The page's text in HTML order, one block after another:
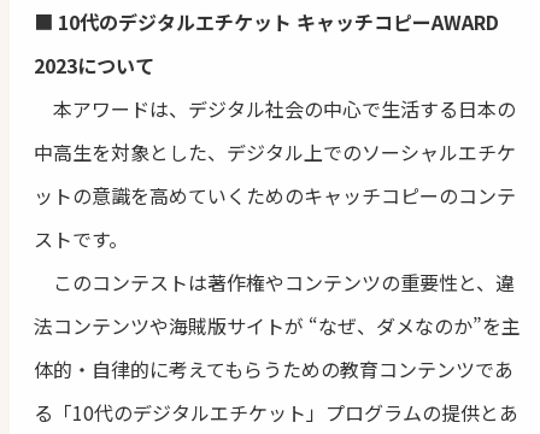
■ 10代のデジタルエチケット キャッチコピーAWARD
2023について
本アワードは、デジタル社会の中心で生活する日本の
中高生を対象とした、デジタル上でのソーシャルエチケ
ットの意識を高めていくためのキャッチコピーのコンテ
ストです。
このコンテストは著作権やコンテンツの重要性と、違
法コンテンツや海賊版サイトが “なぜ、ダメなのか”を主
体的・自律的に考えてもらうための教育コンテンツであ
る「10代のデジタルエチケット」プログラムの提供とあ